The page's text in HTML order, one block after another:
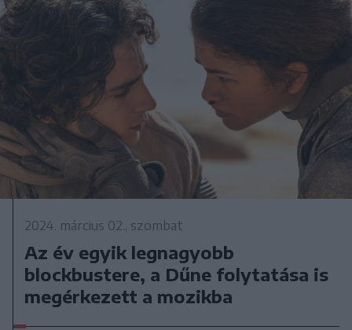
2024. március 02., szombat
Az év egyik legnagyobb
blockbustere, a Dűne folytatása is
megérkezett a mozikba